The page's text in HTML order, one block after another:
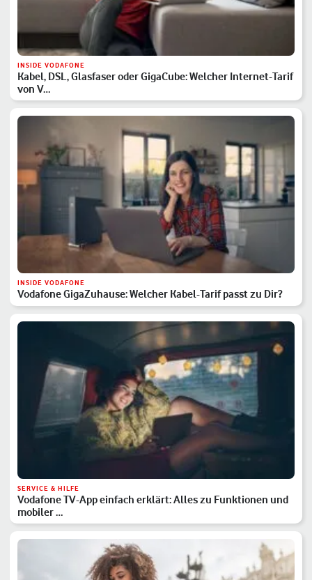
INSIDE VODAFONE
Kabel, DSL, Glasfaser oder GigaCube: Welcher Internet-Tarif
von V…
INSIDE VODAFONE
Vodafone GigaZuhause: Welcher Kabel-Tarif passt zu Dir?
SERVICE & HILFE
Vodafone TV-App einfach erklärt: Alles zu Funktionen und
mobiler …